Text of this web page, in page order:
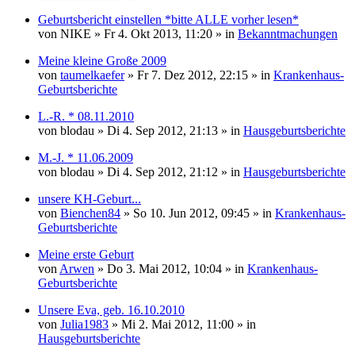
Geburtsbericht einstellen *bitte ALLE vorher lesen*
von NIKE » Fr 4. Okt 2013, 11:20 » in Bekanntmachungen
Meine kleine Große 2009
von taumelkaefer» Fr 7. Dez 2012, 22:15 » in Krankenhaus-
Geburtsberichte
L.-R. * 08.11.2010
von blodau » Di 4. Sep 2012, 21:13 » in Hausgeburtsberichte
M.-J. * 11.06.2009
von blodau » Di 4. Sep 2012, 21:12 » in Hausgeburtsberichte
unsere KH-Geburt...
von Bienchen84 » So 10. Jun 2012, 09:45 » in Krankenhaus-
Geburtsberichte
Meine erste Geburt
von Arwen » Do 3. Mai 2012, 10:04 » in Krankenhaus-
Geburtsberichte
Unsere Eva, geb. 16.10.2010
von Julia1983 » Mi 2. Mai 2012, 11:00 » in
Hausgeburtsberichte